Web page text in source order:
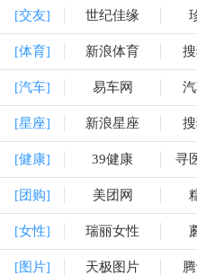
[交友] 世纪佳缘
[体育] 新浪体育
[汽车] 易车网
[星座] 新浪星座
[健康] 39健康 寻
[团购] 美团网
[女性] 瑞丽女性
[图片] 天极图片